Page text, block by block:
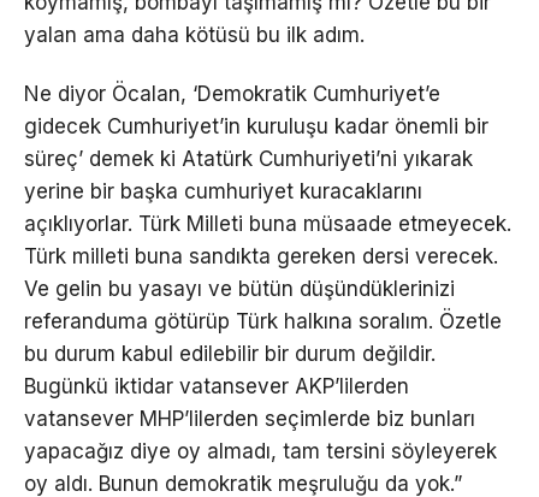
yalan ama daha kötüsü bu ilk adım.
Ne diyor Öcalan, ‘Demokratik Cumhuriyet’e
gidecek Cumhuriyet’in kuruluşu kadar önemli bir
süreç’ demek ki Atatürk Cumhuriyeti’ni yıkarak
yerine bir başka cumhuriyet kuracaklarını
açıklıyorlar. Türk Milleti buna müsaade etmeyecek.
Türk milleti buna sandıkta gereken dersi verecek.
Ve gelin bu yasayı ve bütün düşündüklerinizi
referanduma götürüp Türk halkına soralım. Özetle
bu durum kabul edilebilir bir durum değildir.
Bugünkü iktidar vatansever AKP’lilerden
vatansever MHP’lilerden seçimlerde biz bunları
yapacağız diye oy almadı, tam tersini söyleyerek
oy aldı. Bunun demokratik meşruluğu da yok.”